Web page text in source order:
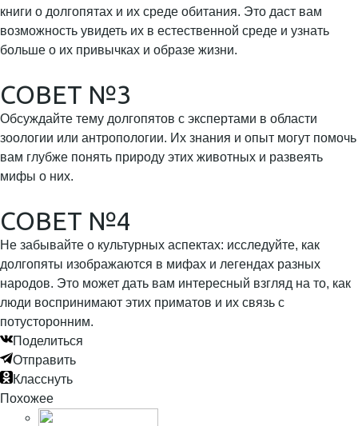
книги о долгопятах и их среде обитания. Это даст вам
возможность увидеть их в естественной среде и узнать
больше о их привычках и образе жизни.
СОВЕТ №3
Обсуждайте тему долгопятов с экспертами в области
зоологии или антропологии. Их знания и опыт могут помочь
вам глубже понять природу этих животных и развеять
мифы о них.
СОВЕТ №4
Не забывайте о культурных аспектах: исследуйте, как
долгопяты изображаются в мифах и легендах разных
народов. Это может дать вам интересный взгляд на то, как
люди воспринимают этих приматов и их связь с
потусторонним.
Поделиться
Отправить
Класснуть
Похожее